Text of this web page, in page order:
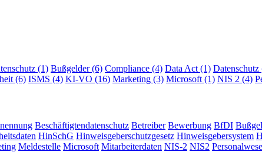
(1) Bußgelder(6) Compliance (4) Data Act (1) Datenschutz
(6) ISMS (4) KI-VO (16) Marketing (3) Microsoft (1) NIS 2 (4)
Beschäftigtendatenschutz Betreiber Bewerbung BfDI
HinSchG Hinweisgeberschutzgesetz Hinweisgebersystem
Meldestelle Microsoft Mitarbeiterdaten NIS-2 NIS2